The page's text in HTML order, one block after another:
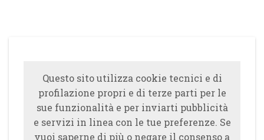
Questo sito utilizza cookie tecnici e di
profilazione propri e di terze parti per le
sue funzionalità e per inviarti pubblicità
e servizi in linea con le tue preferenze. Se
vuoi saperne di più o negare il consenso a